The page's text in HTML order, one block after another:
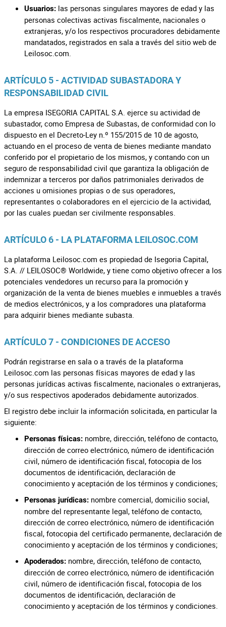
Usuarios: las personas singulares mayores de edad y las
personas colectivas activas fiscalmente, nacionales o
extranjeras, y/o los respectivos procuradores debidamente
mandatados, registrados en sala a través del sitio web de
Leilosoc.com.
ARTÍCULO 5 - ACTIVIDAD SUBASTADORA Y
RESPONSABILIDAD CIVIL
La empresa ISEGORIA CAPITAL S.A. ejerce su actividad de
subastador, como Empresa de Subastas, de conformidad con lo
dispuesto en el Decreto-Ley n.º 155/2015 de 10 de agosto,
actuando en el proceso de venta de bienes mediante mandato
conferido por el propietario de los mismos, y contando con un
seguro de responsabilidad civil que garantiza la obligación de
indemnizar a terceros por daños patrimoniales derivados de
acciones u omisiones propias o de sus operadores,
representantes o colaboradores en el ejercicio de la actividad,
por las cuales puedan ser civilmente responsables.
ARTÍCULO 6 - LA PLATAFORMA LEILOSOC.COM
La plataforma Leilosoc.com es propiedad de Isegoria Capital,
S.A. // LEILOSOC® Worldwide, y tiene como objetivo ofrecer a los
potenciales vendedores un recurso para la promoción y
organización de la venta de bienes muebles e inmuebles a través
de medios electrónicos, y a los compradores una plataforma
para adquirir bienes mediante subasta.
ARTÍCULO 7 - CONDICIONES DE ACCESO
Podrán registrarse en sala o a través de la plataforma
Leilosoc.com las personas físicas mayores de edad y las
personas jurídicas activas fiscalmente, nacionales o extranjeras,
y/o sus respectivos apoderados debidamente autorizados.
El registro debe incluir la información solicitada, en particular la
siguiente:
Personas físicas: nombre, dirección, teléfono de contacto,
dirección de correo electrónico, número de identificación
civil, número de identificación fiscal, fotocopia de los
documentos de identificación, declaración de
conocimiento y aceptación de los términos y condiciones;
Personas jurídicas: nombre comercial, domicilio social,
nombre del representante legal, teléfono de contacto,
dirección de correo electrónico, número de identificación
fiscal, fotocopia del certificado permanente, declaración de
conocimiento y aceptación de los términos y condiciones;
Apoderados: nombre, dirección, teléfono de contacto,
dirección de correo electrónico, número de identificación
civil, número de identificación fiscal, fotocopia de los
documentos de identificación, declaración de
conocimiento y aceptación de los términos y condiciones.